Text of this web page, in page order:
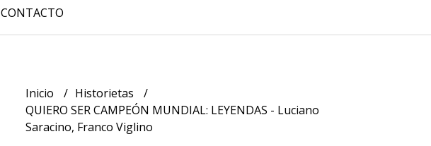
CONTACTO
Inicio
Historietas
QUIERO SER CAMPEÓN MUNDIAL: LEYENDAS - Luciano
Saracino, Franco Viglino